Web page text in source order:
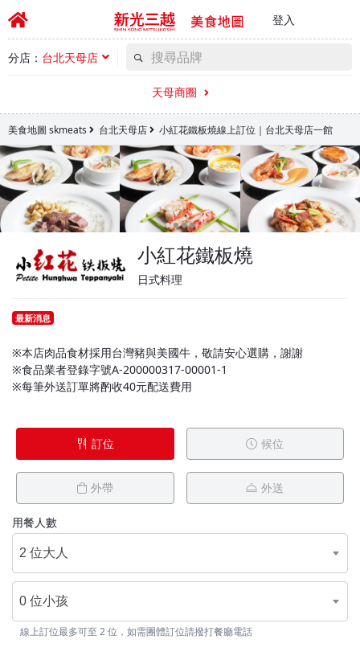
登入
分店： 台北天母店
天母商圈
美食地圖 skmeats 台北天母店 小紅花鐵板燒線上訂位｜台北天母店一館
小紅花鐵板燒
日式料理
最新消息
※本店肉品食材採用台灣豬與美國牛，敬請安心選購，謝謝
※食品業者登錄字號A-200000317-00001-1
※每筆外送訂單將酌收40元配送費用
訂位 候位
外帶 外送
用餐人數
2 位大人
0 位小孩
線上訂位最多可至 2 位，如需團體訂位請撥打餐廳電話